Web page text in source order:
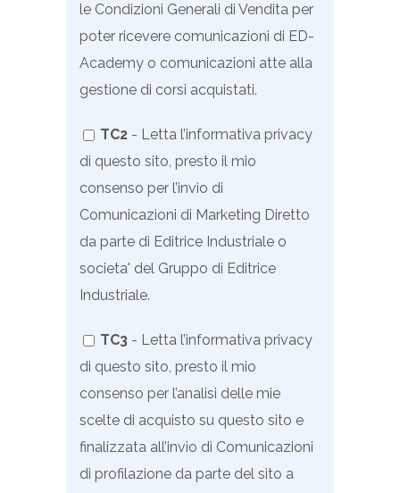
le Condizioni Generali di Vendita per
poter ricevere comunicazioni di ED-
Academy o comunicazioni atte alla
gestione di corsi acquistati.
TC2 - Letta l’informativa privacy
di questo sito, presto il mio
consenso per l’invio di
Comunicazioni di Marketing Diretto
da parte di Editrice Industriale o
societa' del Gruppo di Editrice
Industriale.
TC3 - Letta l’informativa privacy
di questo sito, presto il mio
consenso per l’analisi delle mie
scelte di acquisto su questo sito e
finalizzata all’invio di Comunicazioni
di profilazione da parte del sito a